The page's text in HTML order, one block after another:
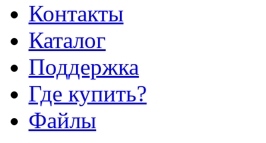
Контакты
Каталог
Поддержка
Где купить?
Файлы